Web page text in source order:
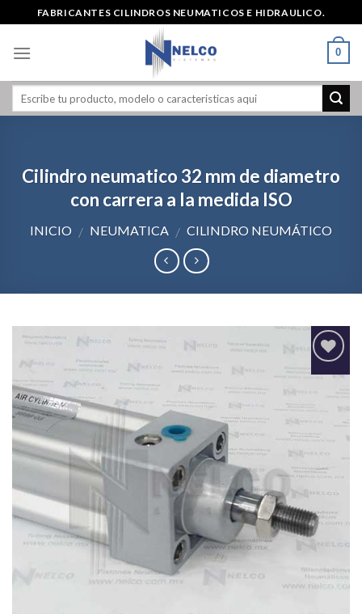
content
FABRICANTES CILINDROS NEUMATICOS E HIDRAULICO.
0
Cilindro neumatico 32 mm de diametro
con carrera a la medida ISO
INICIO / NEUMATICA / CILINDRO NEUMÁTICO
Agregar
deseos